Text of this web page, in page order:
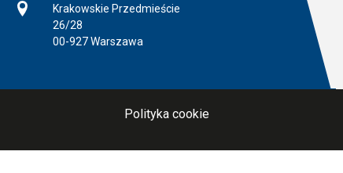
Adres
Krakowskie Przedmieście
26/28
00-927 Warszawa
Polityka cookie